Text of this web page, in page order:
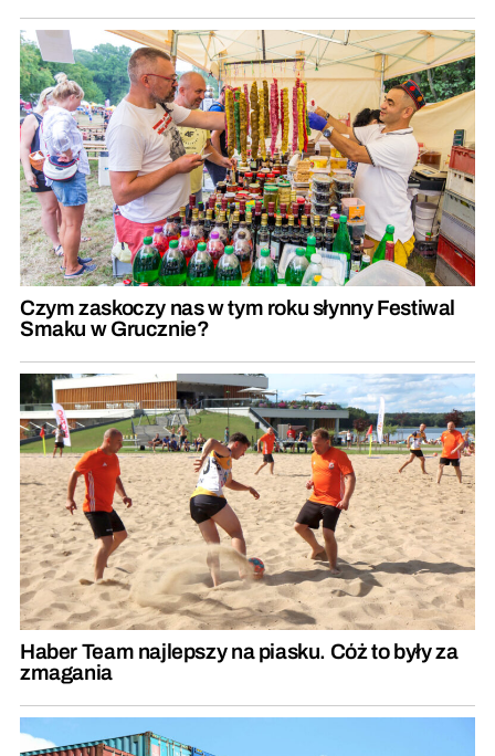
Czym zaskoczy nas w tym roku słynny Festiwal
Smaku w Grucznie?
Haber Team najlepszy na piasku. Cóż to były za
zmagania